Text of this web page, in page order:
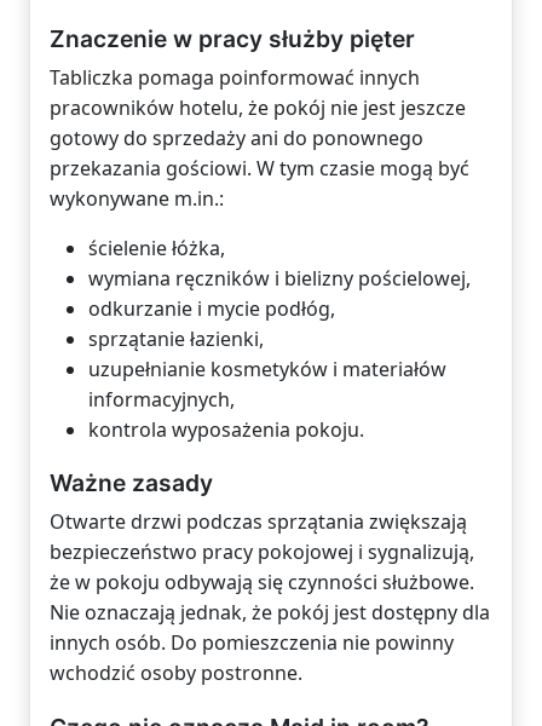
Znaczenie w pracy służby pięter
Tabliczka pomaga poinformować innych
pracowników hotelu, że pokój nie jest jeszcze
gotowy do sprzedaży ani do ponownego
przekazania gościowi. W tym czasie mogą być
wykonywane m.in.:
ścielenie łóżka,
wymiana ręczników i bielizny pościelowej,
odkurzanie i mycie podłóg,
sprzątanie łazienki,
uzupełnianie kosmetyków i materiałów
informacyjnych,
kontrola wyposażenia pokoju.
Ważne zasady
Otwarte drzwi podczas sprzątania zwiększają
bezpieczeństwo pracy pokojowej i sygnalizują,
że w pokoju odbywają się czynności służbowe.
Nie oznaczają jednak, że pokój jest dostępny dla
innych osób. Do pomieszczenia nie powinny
wchodzić osoby postronne.